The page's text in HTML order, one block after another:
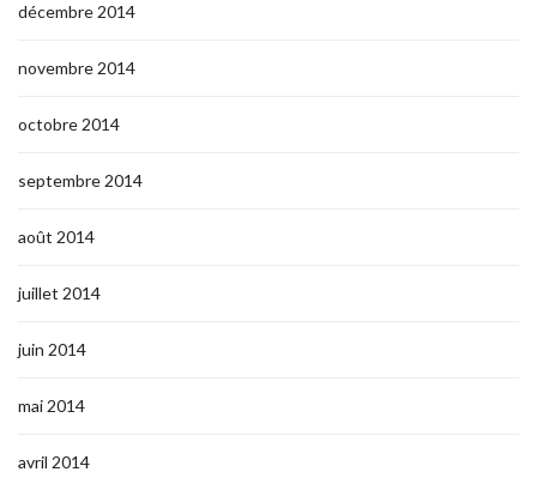
décembre 2014
novembre 2014
octobre 2014
septembre 2014
août 2014
juillet 2014
juin 2014
mai 2014
avril 2014